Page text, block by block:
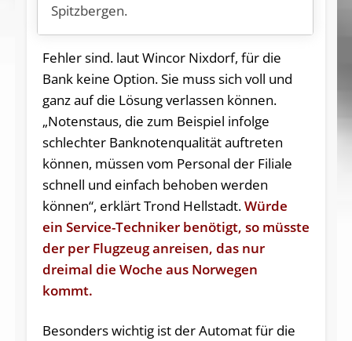
Spitzbergen.
Fehler sind. laut Wincor Nixdorf, für die
Bank keine Option. Sie muss sich voll und
ganz auf die Lösung verlassen können.
„Notenstaus, die zum Beispiel infolge
schlechter Banknotenqualität auftreten
können, müssen vom Personal der Filiale
schnell und einfach behoben werden
können“, erklärt Trond Hellstadt.Würde
ein Service-Techniker benötigt, so müsste
der per Flugzeug anreisen, das nur
dreimal die Woche aus Norwegen
kommt.
Besonders wichtig ist der Automat für die